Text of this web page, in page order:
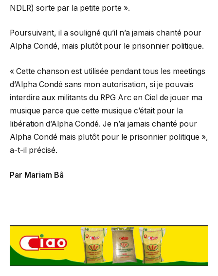
NDLR) sorte par la petite porte ».
Poursuivant, il a souligné qu’il n’a jamais chanté pour
Alpha Condé, mais plutôt pour le prisonnier politique.
« Cette chanson est utilisée pendant tous les meetings
d’Alpha Condé sans mon autorisation, si je pouvais
interdire aux militants du RPG Arc en Ciel de jouer ma
musique parce que cette musique c’était pour la
libération d’Alpha Condé. Je n’ai jamais chanté pour
Alpha Condé mais plutôt pour le prisonnier politique »,
a-t-il précisé.
Par Mariam Bâ